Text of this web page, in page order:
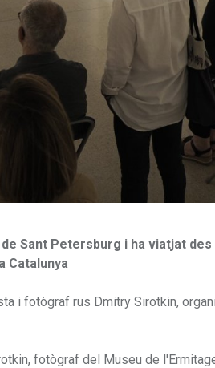
Sant Petersburg i ha viatjat
Catalunya
i fotògraf rus Dmitry Sirotkin,
fotògraf del Museu de